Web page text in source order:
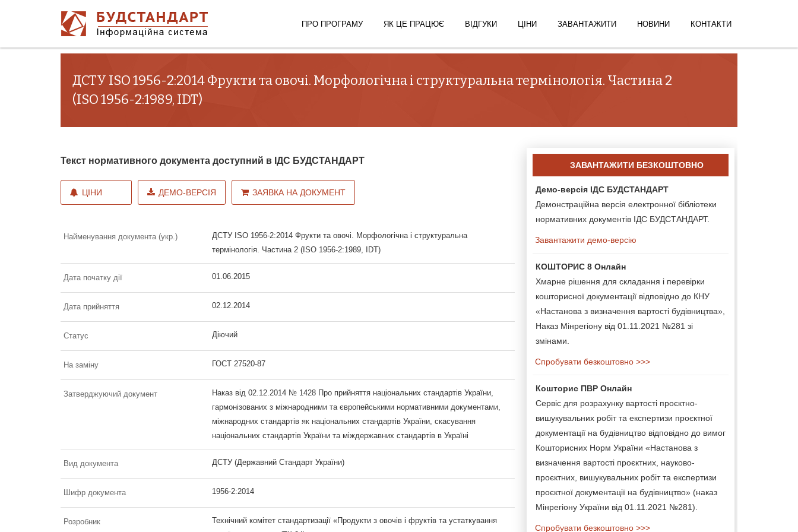
ПРО ПРОГРАМУ ЯК ЦЕ ПРАЦЮЄ ВІДГУКИ ЦІНИ ЗАВАНТАЖИТИ НОВИНИ КОНТАКТИ
ДСТУ ISO 1956-2:2014 Фрукти та овочі. Морфологічна і структуральна термінологія. Частина 2
(ISO 1956-2:1989, IDT)
Текст нормативного документа доступний в ІДС БУДСТАНДАРТ
ЦІНИ ДЕМО-ВЕРСІЯ ЗАЯВКА НА ДОКУМЕНТ
Найменування документа (укр.)
ДСТУ ISO 1956-2:2014 Фрукти та овочі. Морфологічна і структуральна
термінологія. Частина 2 (ISO 1956-2:1989, IDT)
Дата початку дії 01.06.2015
Дата прийняття 02.12.2014
Статус Діючий
На заміну ГОСТ 27520-87
Затверджуючий документ
Наказ від 02.12.2014 № 1428 Про прийняття національних стандартів України,
гармонізованих з міжнародними та європейськими нормативними документами,
міжнародних стандартів як національних стандартів України, скасування
національних стандартів України та міждержавних стандартів в Україні
Вид документа ДСТУ (Державний Стандарт України)
Шифр документа 1956-2:2014
Розробник
Технічний комітет стандартизації «Продукти з овочів і фруктів та устаткування
ЗАВАНТАЖИТИ БЕЗКОШТОВНО
Демо-версія ІДС БУДСТАНДАРТ
Демонстраційна версія електронної бібліотеки
нормативних документів ІДС БУДСТАНДАРТ.
Завантажити демо-версію
КОШТОРИС 8 Онлайн
Хмарне рішення для складання і перевірки
кошторисної документації відповідно до КНУ
«Настанова з визначення вартості будівництва»,
Наказ Мінрегіону від 01.11.2021 №281 зі
змінами.
Спробувати безкоштовно >>>
Кошторис ПВР Онлайн
Сервіс для розрахунку вартості проєктно-
вишукувальних робіт та експертизи проєктної
документації на будівництво відповідно до вимог
Кошторисних Норм України «Настанова з
визначення вартості проєктних, науково-
проєктних, вишукувальних робіт та експертизи
проєктної документації на будівництво» (наказ
Мінрегіону України від 01.11.2021 №281).
Спробувати безкоштовно >>>